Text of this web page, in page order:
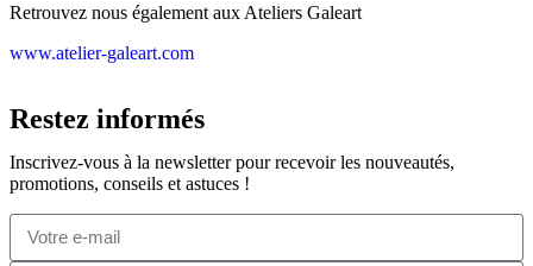
Retrouvez nous également aux Ateliers Galeart
www.atelier-galeart.com
Restez informés
Inscrivez-vous à la newsletter pour recevoir les nouveautés,
promotions, conseils et astuces !